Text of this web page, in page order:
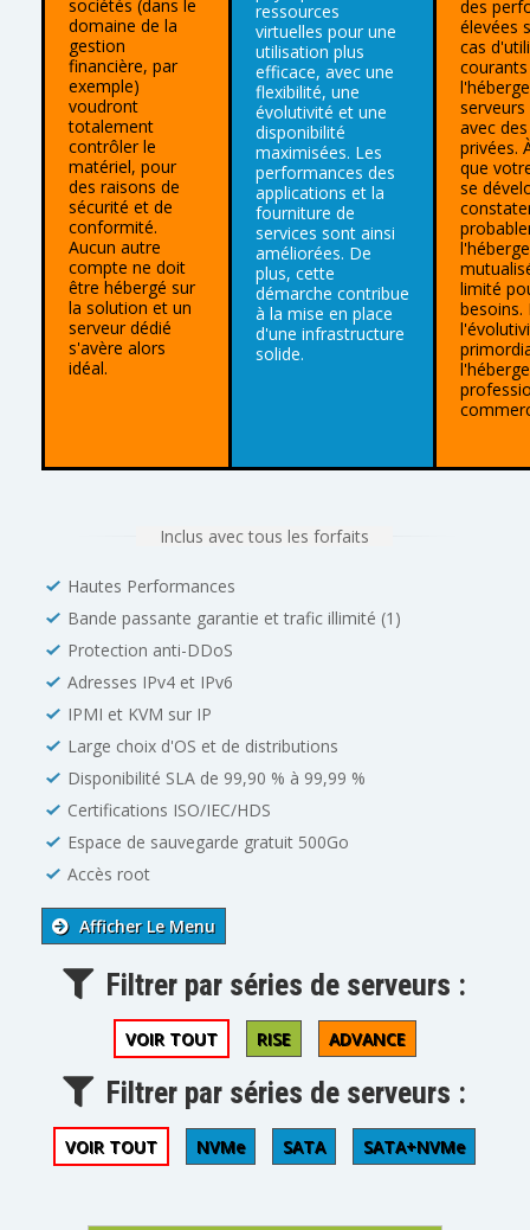
sociétés (dans le
domaine de la
gestion
financière, par
exemple)
voudront
totalement
contrôler le
matériel, pour
des raisons de
sécurité et de
conformité.
Aucun autre
compte ne doit
être hébergé sur
la solution et un
serveur dédié
s'avère alors
idéal.
ressources
virtuelles pour une
utilisation plus
efficace, avec une
flexibilité, une
évolutivité et une
disponibilité
maximisées. Les
performances des
applications et la
fourniture de
services sont ainsi
améliorées. De
plus, cette
démarche contribue
à la mise en place
d'une infrastructure
solide.
des
élevées
cas
avec
privées.
que
se
limité
besoins.
Inclus avec tous les forfaits
Hautes Performances
Bande passante garantie et trafic illimité (1)
Protection anti-DDoS
Adresses IPv4 et IPv6
IPMI et KVM sur IP
Large choix d'OS et de distributions
Disponibilité SLA de 99,90 % à 99,99 %
Certifications ISO/IEC/HDS
Espace de sauvegarde gratuit 500Go
Accès root
Afficher Le Menu
Filtrer par séries de serveurs :
VOIR TOUT RISE ADVANCE
Filtrer par séries de serveurs :
VOIR TOUT NVMe SATA SATA+NVMe